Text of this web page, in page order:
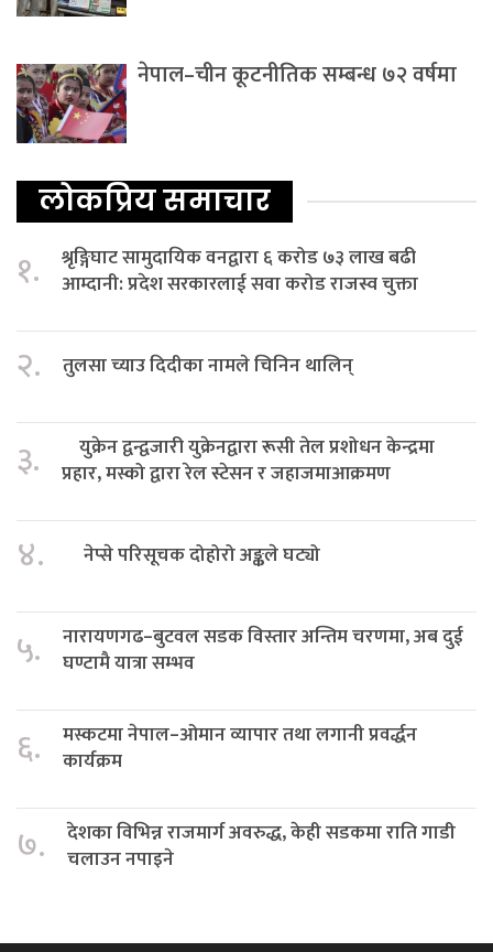
नेपाल–चीन कूटनीतिक सम्बन्ध ७२ वर्षमा
लोकप्रिय समाचार
१.
श्रृङ्गिघाट सामुदायिक वनद्वारा ६ करोड ७३ लाख बढी
आम्दानी: प्रदेश सरकारलाई सवा करोड राजस्व चुक्ता
२. तुलसा च्याउ दिदीका नामले चिनिन थालिन्
३.
युक्रेन द्वन्द्वजारी युक्रेनद्वारा रूसी तेल प्रशोधन केन्द्रमा
प्रहार, मस्को द्वारा रेल स्टेसन र जहाजमाआक्रमण
४. नेप्से परिसूचक दोहोरो अङ्कले घट्यो
५.
नारायणगढ–बुटवल सडक विस्तार अन्तिम चरणमा, अब दुई
घण्टामै यात्रा सम्भव
६.
मस्कटमा नेपाल–ओमान व्यापार तथा लगानी प्रवर्द्धन
कार्यक्रम
७.
देशका विभिन्न राजमार्ग अवरुद्ध, केही सडकमा राति गाडी
चलाउन नपाइने